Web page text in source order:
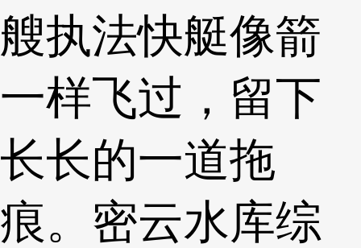
艘执法快艇像箭
一样飞过，留下
长长的一道拖
痕。密云水库综